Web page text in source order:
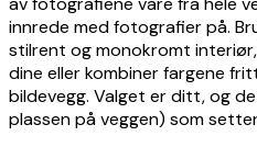
innrede med fotografier på.
stilrent og monokromt
dine eller kombiner fargene
bildevegg. Valget er ditt, og
plassen på veggen) som